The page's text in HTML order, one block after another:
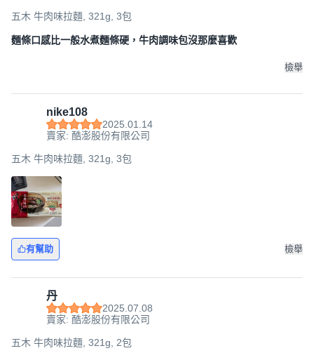
五木 牛肉味拉麵, 321g, 3包
麵條口感比一般水煮麵條硬，牛肉調味包沒那麼喜歡
檢舉
nike108
2025.01.14
賣家: 酷澎股份有限公司
五木 牛肉味拉麵, 321g, 3包
有幫助 檢舉
丹
2025.07.08
賣家: 酷澎股份有限公司
五木 牛肉味拉麵, 321g, 2包